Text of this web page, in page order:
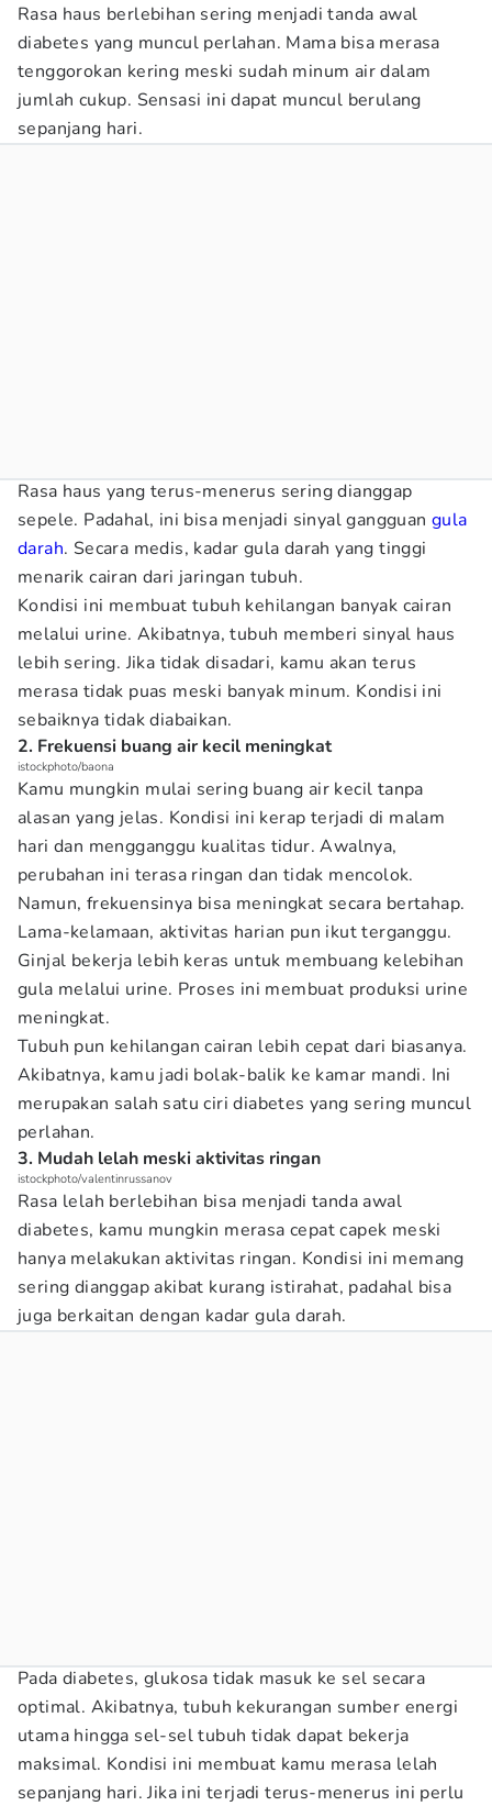
Rasa haus berlebihan sering menjadi tanda awal
diabetes yang muncul perlahan. Mama bisa merasa
tenggorokan kering meski sudah minum air dalam
jumlah cukup. Sensasi ini dapat muncul berulang
sepanjang hari.
Rasa haus yang terus-menerus sering dianggap
sepele. Padahal, ini bisa menjadi sinyal gangguan gula
darah. Secara medis, kadar gula darah yang tinggi
menarik cairan dari jaringan tubuh.
Kondisi ini membuat tubuh kehilangan banyak cairan
melalui urine. Akibatnya, tubuh memberi sinyal haus
lebih sering. Jika tidak disadari, kamu akan terus
merasa tidak puas meski banyak minum. Kondisi ini
sebaiknya tidak diabaikan.
2. Frekuensi buang air kecil meningkat
istockphoto/baona
Kamu mungkin mulai sering buang air kecil tanpa
alasan yang jelas. Kondisi ini kerap terjadi di malam
hari dan mengganggu kualitas tidur. Awalnya,
perubahan ini terasa ringan dan tidak mencolok.
Namun, frekuensinya bisa meningkat secara bertahap.
Lama-kelamaan, aktivitas harian pun ikut terganggu.
Ginjal bekerja lebih keras untuk membuang kelebihan
gula melalui urine. Proses ini membuat produksi urine
meningkat.
Tubuh pun kehilangan cairan lebih cepat dari biasanya.
Akibatnya, kamu jadi bolak-balik ke kamar mandi. Ini
merupakan salah satu ciri diabetes yang sering muncul
perlahan.
3. Mudah lelah meski aktivitas ringan
istockphoto/valentinrussanov
Rasa lelah berlebihan bisa menjadi tanda awal
diabetes, kamu mungkin merasa cepat capek meski
hanya melakukan aktivitas ringan. Kondisi ini memang
sering dianggap akibat kurang istirahat, padahal bisa
juga berkaitan dengan kadar gula darah.
Pada diabetes, glukosa tidak masuk ke sel secara
optimal. Akibatnya, tubuh kekurangan sumber energi
utama hingga sel-sel tubuh tidak dapat bekerja
maksimal. Kondisi ini membuat kamu merasa lelah
sepanjang hari. Jika ini terjadi terus-menerus ini perlu